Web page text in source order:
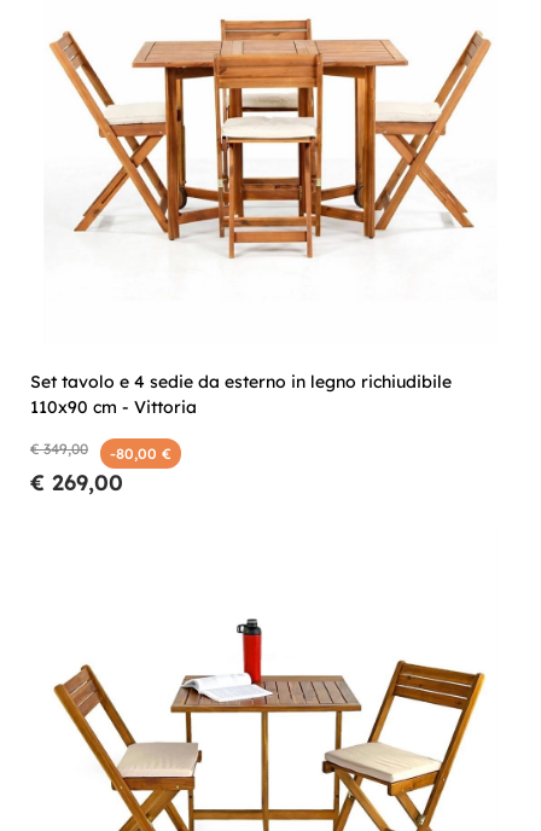
Set tavolo e 4 sedie da esterno in legno richiudibile
110x90 cm - Vittoria
€ 349,00 -80,00 €
€ 269,00